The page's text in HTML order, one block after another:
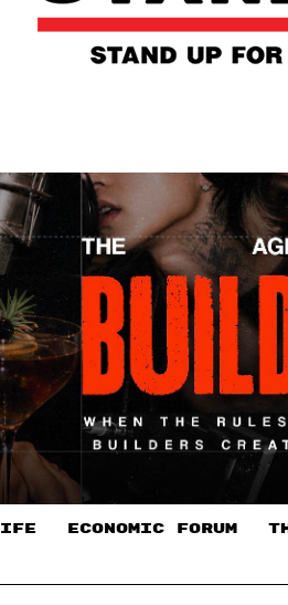
ECONOMIC FORUM